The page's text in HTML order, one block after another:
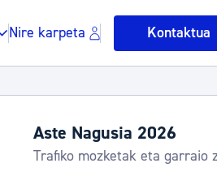
Nire karpeta Kontaktua
Udako ordutegiak eta
Udalinfo, Donostia Kirola,
Urgull, Hondalea, Turismoa